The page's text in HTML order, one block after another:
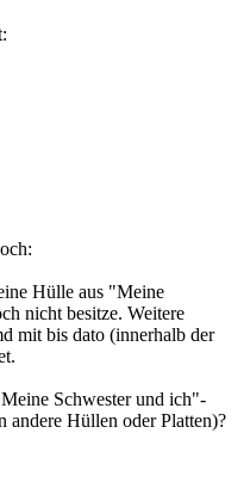
Hülle aus "Meine
nicht besitze. Weitere
mit bis dato (innerhalb der
Schwester und ich"-
andere Hüllen oder Platten)?